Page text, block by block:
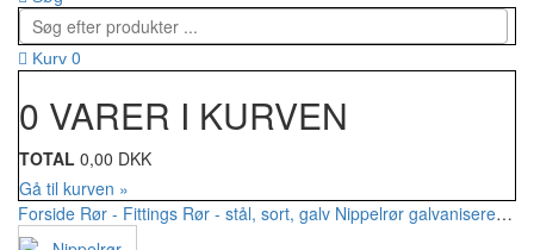
Kurv 0
0 VARER I KURVEN
TOTAL 0,00 DKK
Gå til kurven »
Forside Rør - Fittings Rør - stål, sort, galv Nippelrør galvaniseret